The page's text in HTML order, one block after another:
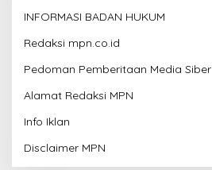
INFORMASI BADAN HUKUM
Redaksi mpn.co.id
Pedoman Pemberitaan Media Siber
Alamat Redaksi MPN
Info Iklan
Disclaimer MPN